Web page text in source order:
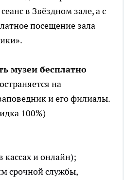
в Звёздном зале, а с
посещение зала
музеи бесплатно
на
и его филиалы.
100%)
кассах и онлайн);
срочной службы,